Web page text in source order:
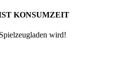
KONSUMZEIT
wird!